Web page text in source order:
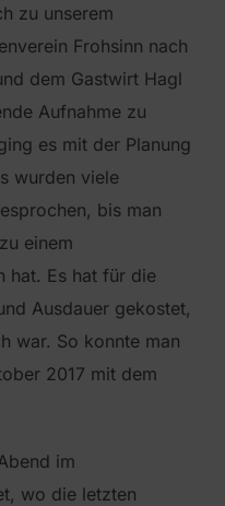
zu unserem
Frohsinn nach
dem Gastwirt Hagl
Aufnahme zu
es mit der Planung
wurden viele
bis man
einem
hat. Es hat für die
Ausdauer gekostet,
war. So konnte man
2017 mit dem
im
wo die letzten